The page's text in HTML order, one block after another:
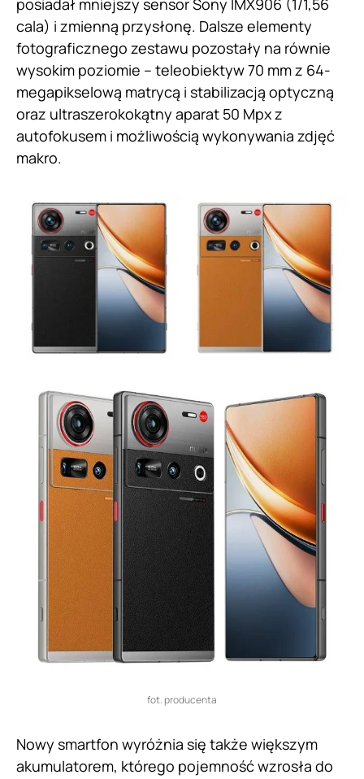
cala) i zmienną przysłonę. Dalsze elementy
fotograficznego zestawu pozostały na równie
wysokim poziomie – teleobiektyw 70 mm z 64-
megapikselową matrycą i stabilizacją optyczną
oraz ultraszerokokątny aparat 50 Mpx z
autofokusem i możliwością wykonywania zdjęć
makro.
fot. producenta
Nowy smartfon wyróżnia się także większym
akumulatorem, którego pojemność wzrosła do